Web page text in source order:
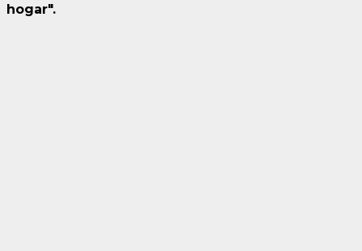
hogar".